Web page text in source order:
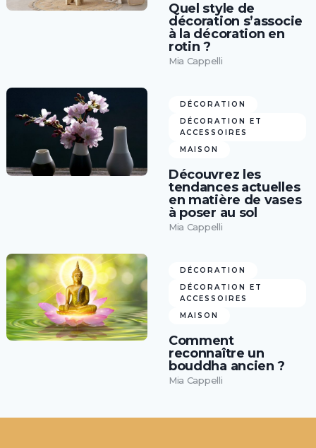
Quel style de
décoration s’associe
à la décoration en
rotin ?
Mia Cappelli
DÉCORATION
DÉCORATION ET
ACCESSOIRES
MAISON
Découvrez les
tendances actuelles
en matière de vases
à poser au sol
Mia Cappelli
DÉCORATION
DÉCORATION ET
ACCESSOIRES
MAISON
Comment
reconnaître un
bouddha ancien ?
Mia Cappelli